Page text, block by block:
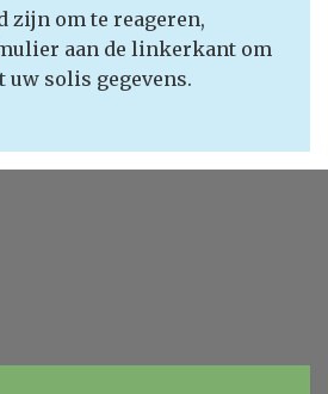
zijn om te reageren,
aan de linkerkant om
uw solis gegevens.